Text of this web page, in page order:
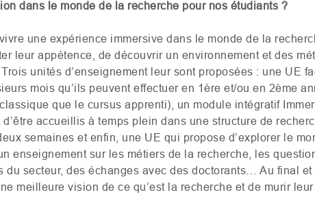
dans le monde de la recherche pour nos étudiants ?
une expérience immersive dans le monde de la
leur appétence, de découvrir un environnement et des
unités d’enseignement leur sont proposées : une UE
mois qu’ils peuvent effectuer en 1ère et/ou en 2ème
que le cursus apprenti), un module intégratif
accueillis à temps plein dans une structure de
semaines et enfin, une UE qui propose d’explorer le
enseignement sur les métiers de la recherche, les
du secteur, des échanges avec des doctorants… Au final et
meilleure vision de ce qu’est la recherche et de murir